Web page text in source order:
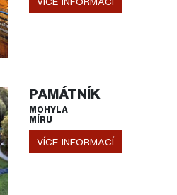
PAMÁTNÍK
MOHYLA
MÍRU
VÍCE INFORMACÍ